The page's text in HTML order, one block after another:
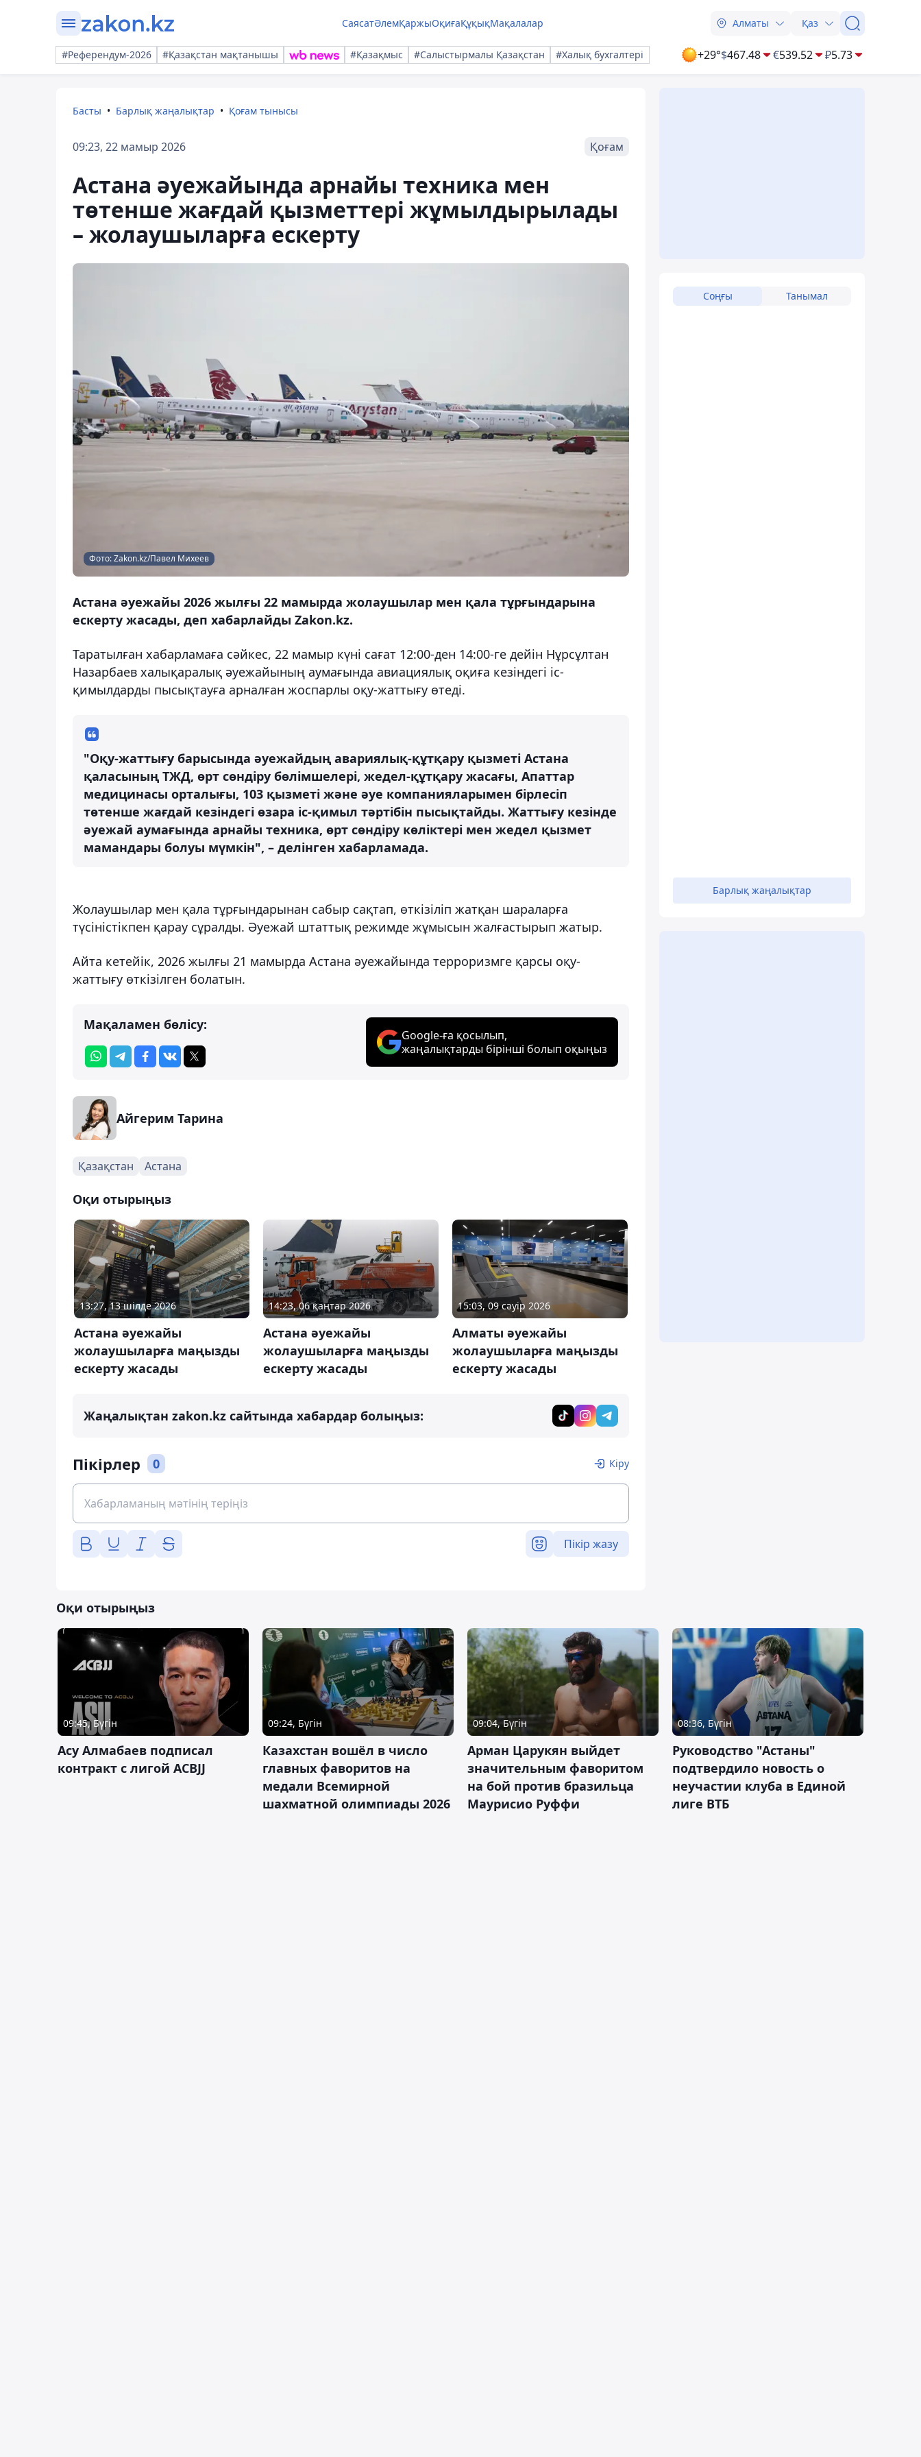
СаясатӘлемҚаржыОқиғаҚұқықМақалалар Алматы Қаз
#Референдум-2026 #Қазақстан мақтанышы #Қазақмыс #Салыстырмалы Қазақстан #Халық бухгалтері +29°$467.48 €539.52 ₽5.73
Басты Барлық жаңалықтар Қоғам тынысы
09:23, 22 мамыр 2026 Қоғам
Астана әуежайында арнайы техника мен
төтенше жағдай қызметтері жұмылдырылады
– жолаушыларға ескерту
Фото: Zakon.kz/Павел Михеев
Астана әуежайы 2026 жылғы 22 мамырда жолаушылар мен қала тұрғындарына
ескерту жасады, деп хабарлайды Zakon.kz.
Таратылған хабарламаға сәйкес, 22 мамыр күні сағат 12:00-ден 14:00-ге дейін Нұрсұлтан
Назарбаев халықаралық әуежайының аумағында авиациялық оқиға кезіндегі іс-
қимылдарды пысықтауға арналған жоспарлы оқу-жаттығу өтеді.
"Оқу-жаттығу барысында әуежайдың авариялық-құтқару қызметі Астана
қаласының ТЖД, өрт сөндіру бөлімшелері, жедел-құтқару жасағы, Апаттар
медицинасы орталығы, 103 қызметі және әуе компанияларымен бірлесіп
төтенше жағдай кезіндегі өзара іс-қимыл тәртібін пысықтайды. Жаттығу кезінде
әуежай аумағында арнайы техника, өрт сөндіру көліктері мен жедел қызмет
мамандары болуы мүмкін", – делінген хабарламада.
Жолаушылар мен қала тұрғындарынан сабыр сақтап, өткізіліп жатқан шараларға
түсіністікпен қарау сұралды. Әуежай штаттық режимде жұмысын жалғастырып жатыр.
Айта кетейік, 2026 жылғы 21 мамырда Астана әуежайында терроризмге қарсы оқу-
жаттығу өткізілген болатын.
Мақаламен бөлісу:
Google-ға қосылып,
жаңалықтарды бірінші болып оқыңыз
Айгерим Тарина
Қазақстан Астана
Оқи отырыңыз
13:27, 13 шілде 2026
Астана әуежайы
жолаушыларға маңызды
ескерту жасады
14:23, 06 қаңтар 2026
Астана әуежайы
жолаушыларға маңызды
ескерту жасады
15:03, 09 сәуір 2026
Алматы әуежайы
жолаушыларға маңызды
ескерту жасады
Жаңалықтан zakon.kz сайтында хабардар болыңыз:
Пікірлер 0 Кіру
Пікір жазу
Соңғы Танымал
Барлық жаңалықтар
Оқи отырыңыз
09:45, Бүгін
Асу Алмабаев подписал
контракт с лигой ACBJJ
09:24, Бүгін
Казахстан вошёл в число
главных фаворитов на
медали Всемирной
шахматной олимпиады 2026
09:04, Бүгін
Арман Царукян выйдет
значительным фаворитом
на бой против бразильца
Маурисио Руффи
08:36, Бүгін
Руководство "Астаны"
подтвердило новость о
неучастии клуба в Единой
лиге ВТБ